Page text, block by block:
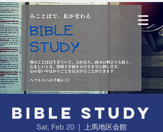
Bible Study
Sat, Feb 20
  |
上馬地区会館